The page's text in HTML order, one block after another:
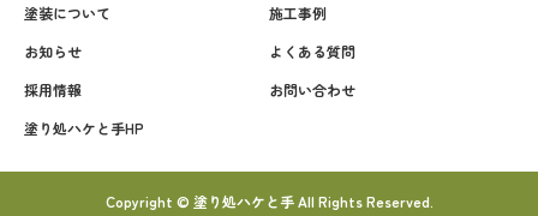
塗装について
施工事例
お知らせ
よくある質問
採用情報
お問い合わせ
塗り処ハケと手HP
Copyright © 塗り処ハケと手 All Rights Reserved.